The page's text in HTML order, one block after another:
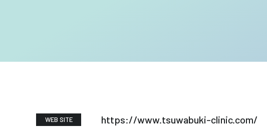
WEB SITE https://www.tsuwabuki-clinic.com/